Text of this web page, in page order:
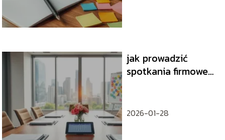
jak prowadzić
spotkania firmowe
2026-01-28